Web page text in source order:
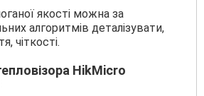
якості можна за
алгоритмів деталізувати,
чіткості.
HikMicro